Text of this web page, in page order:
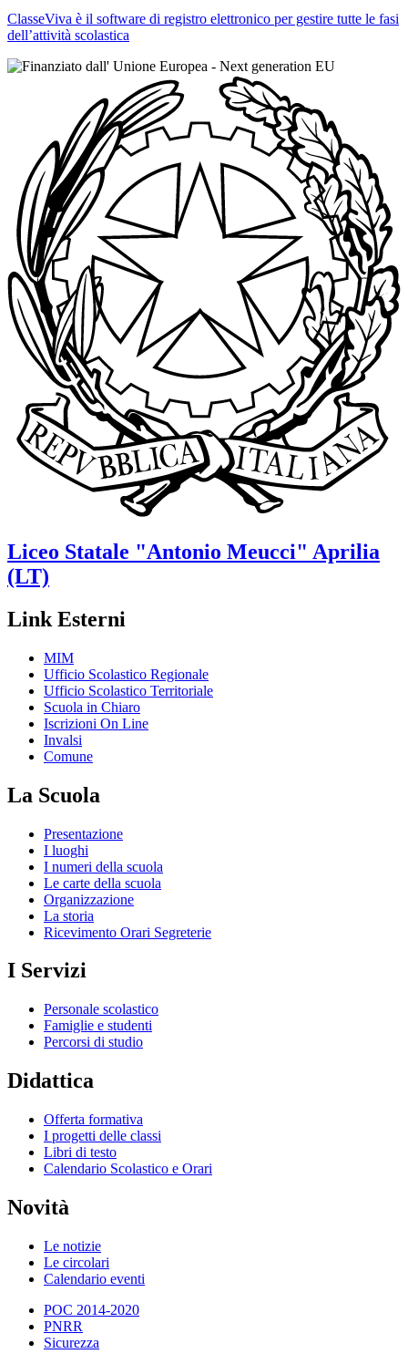
ClasseViva è il software di registro elettronico per gestire tutte le fasi
dell’attività scolastica
Liceo Statale "Antonio Meucci" Aprilia
(LT)
Link Esterni
MIM
Ufficio Scolastico Regionale
Ufficio Scolastico Territoriale
Scuola in Chiaro
Iscrizioni On Line
Invalsi
Comune
La Scuola
Presentazione
I luoghi
I numeri della scuola
Le carte della scuola
Organizzazione
La storia
Ricevimento Orari Segreterie
I Servizi
Personale scolastico
Famiglie e studenti
Percorsi di studio
Didattica
Offerta formativa
I progetti delle classi
Libri di testo
Calendario Scolastico e Orari
Novità
Le notizie
Le circolari
Calendario eventi
POC 2014-2020
PNRR
Sicurezza